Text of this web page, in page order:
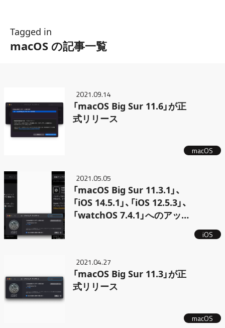
Tagged in
macOS の記事一覧
2021.09.14
「macOS Big Sur 11.6」が正
式リリース
macOS
2021.05.05
「macOS Big Sur 11.3.1」、
「iOS 14.5.1」、「iOS 12.5.3」、
「watchOS 7.4.1」へのアッ
iOS
2021.04.27
「macOS Big Sur 11.3」が正
式リリース
macOS